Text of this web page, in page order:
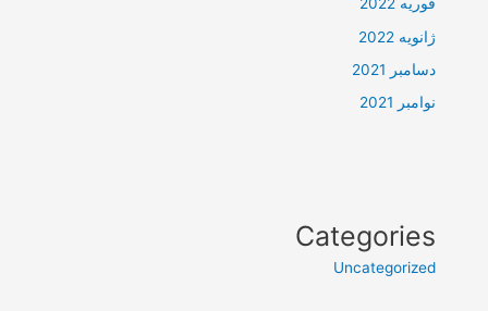
ژانویه 2022
دسامبر 2021
نوامبر 2021
Categories
Uncategorized